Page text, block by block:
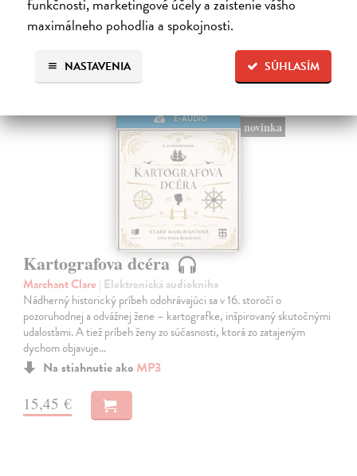
funkčnosti, marketingové účely a zaistenie vášho
maximálneho pohodlia a spokojnosti.
SÚHLASÍM
NASTAVENIA
E-AUDIO
novinka
Kartografova dcéra
Marchant Clare | Elektronická audiokniha
Nádherný historický príbeh odohrávajúci sa v 16. storočí o
pozoruhodnej a odvážnej žene – kartografke, inšpirovaný skutočnými
udalosťami. A tiež príbeh ženy zo súčasnosti, ktorá zo zatajeným
dychom objavuje…
Na stiahnutie ako MP3
15,45 €